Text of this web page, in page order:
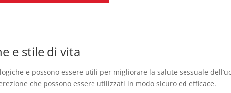
e stile di vita
e possono essere utili per migliorare la salute sessuale
che possono essere utilizzati in modo sicuro ed efficace.